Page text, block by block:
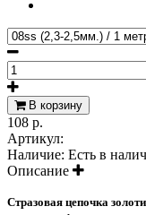
В корзину
108 р.
Артикул:
Наличие: Есть в
Описание
Стразовая цепочка